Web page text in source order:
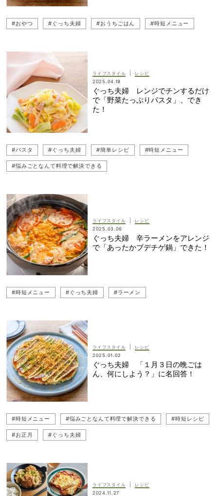
#おやつ #ぐっち夫婦 #おうちごはん #時短メニュー
ライフスタイル
レシピ
2025.04.19
ぐっち夫婦 レンジでチンするだけ
で「野菜たっぷりパスタ」、でき
た！
#パスタ #ぐっち夫婦 #簡単レシピ #時短メニュー
#悩みごとなんて料理で解決できる
ライフスタイル
レシピ
2025.03.06
ぐっち夫婦 辛ラーメンをアレンジ
で「あったかブデチゲ鍋」できた！
#時短メニュー #ぐっち夫婦 #ラーメン
ライフスタイル
レシピ
2025.01.02
ぐっち夫婦 「１月３日の晩ごは
ん、何にしよう？」に名回答！
#時短メニュー #悩みごとなんて料理で解決できる #時短レシピ
#お正月 #ぐっち夫婦
ライフスタイル
レシピ
2024.11.27